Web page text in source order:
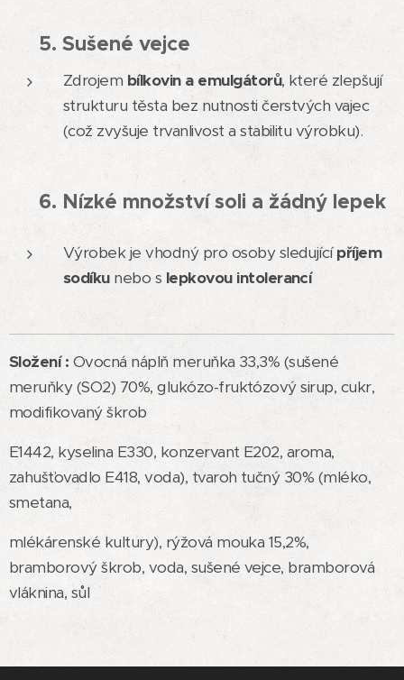
5. Sušené vejce
Zdrojem bílkovin a emulgátorů, které zlepšují
strukturu těsta bez nutnosti čerstvých vajec
(což zvyšuje trvanlivost a stabilitu výrobku).
6. Nízké množství soli a žádný lepek
Výrobek je vhodný pro osoby sledujícípříjem
sodíkunebo s lepkovou intolerancí
Složení : Ovocná náplň meruňka 33,3% (sušené
meruňky (SO2) 70%, glukózo-fruktózový sirup, cukr,
modifikovaný škrob
E1442, kyselina E330, konzervant E202, aroma,
zahušťovadlo E418, voda), tvaroh tučný 30% (mléko,
smetana,
mlékárenské kultury), rýžová mouka 15,2%,
bramborový škrob, voda, sušené vejce, bramborová
vláknina, sůl